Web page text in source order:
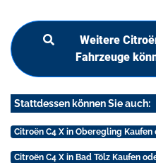
Weitere
Fahrzeuge
Stattdessen können Sie auch:
Citroën C4 X in Oberegling Kaufen
Citroën C4 X in Bad Tölz Kaufen